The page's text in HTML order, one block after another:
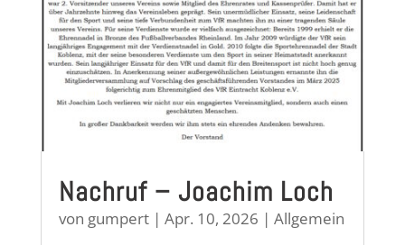
Nachruf – Joachim Loch
von gumpert| Apr. 10, 2026 | Allgemein